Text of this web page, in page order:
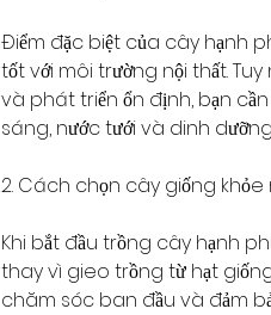
Điểm đặc biệt của cây hạnh
tốt với môi trường nội thất.
và phát triển ổn định, bạn
sáng, nước tưới và dinh
2. Cách chọn cây giống khỏe
Khi bắt đầu trồng cây hạnh
thay vì gieo trồng từ hạt
chăm sóc ban đầu và đảm